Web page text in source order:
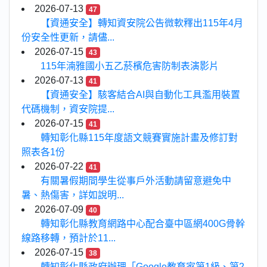
2026-07-13
47
【資通安全】轉知資安院公告微軟釋出115年4月
份安全性更新，請儘...
2026-07-15
43
115年湳雅國小五乙菸檳危害防制表演影片
2026-07-13
41
【資通安全】駭客結合AI與自動化工具濫用裝置
代碼機制，資安院提...
2026-07-15
41
轉知彰化縣115年度語文競賽實施計畫及修訂對
照表各1份
2026-07-22
41
有關暑假期間學生從事戶外活動請留意避免中
暑、熱傷害，詳如說明...
2026-07-09
40
轉知彰化縣教育網路中心配合臺中區網400G骨幹
線路移轉，預計於11...
2026-07-15
38